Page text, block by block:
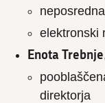
elektronski
Enota Trebnje
direktorja